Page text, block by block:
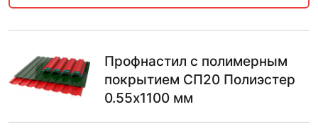
Профнастил с полимерным
покрытием СП20 Полиэстер
0.55х1100 мм